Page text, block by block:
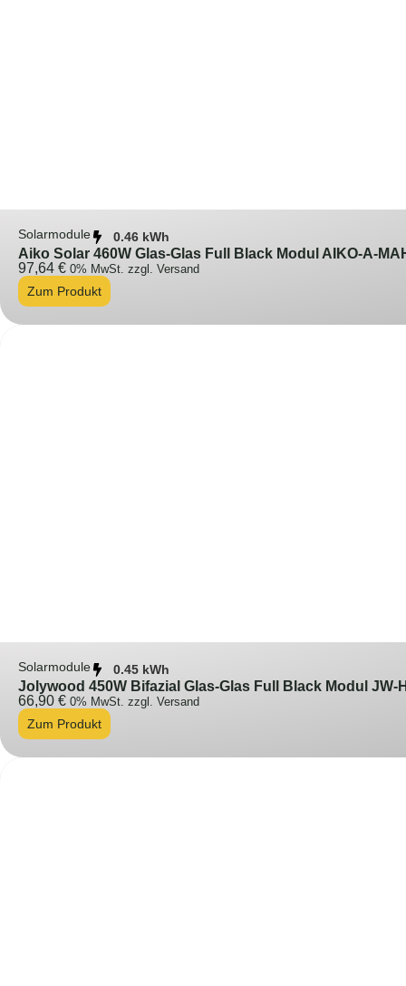
Solarmodule 0.46 kWh
Aiko Solar 460W Glas-Glas Full Black Modul AIKO-A-
97,64 € 0% MwSt. zzgl. Versand
Zum Produkt
Solarmodule 0.45 kWh
Jolywood 450W Bifazial Glas-Glas Full Black Modul JW-
66,90 € 0% MwSt. zzgl. Versand
Zum Produkt